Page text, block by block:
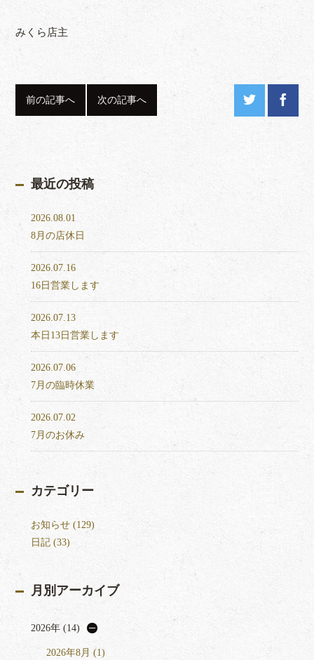
みくら店主
前の記事へ 次の記事へ
最近の投稿
2026.08.01
8月の店休日
2026.07.16
16日営業します
2026.07.13
本日13日営業します
2026.07.06
7月の臨時休業
2026.07.02
7月のお休み
カテゴリー
お知らせ (129)
日記 (33)
月別アーカイブ
2026年 (14)
2026年8月 (1)